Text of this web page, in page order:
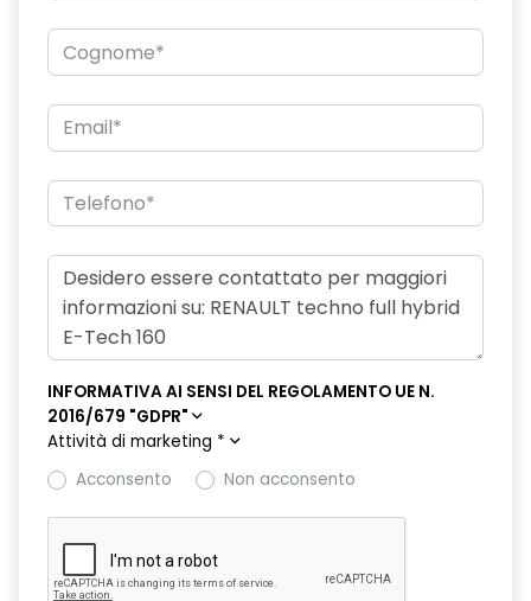
fari full LED adaptative vision, con funzione fendinebbia
integrata
freno di stazionamento elettrico con funzione Auto-Hold
hands-free card per apertura/chiusura porte e avviamento
HAR02
intelligent speed assist assistenza al superamento dei limiti
di velocità
lunotto posteriore con funzione sbrinamento
multi-sense a 4 modalità
privacy glass
INFORMATIVA AI SENSI DEL REGOLAMENTO UE N.
2016/679 "GDPR"
Attività di marketing *
Acconsento
Non acconsento